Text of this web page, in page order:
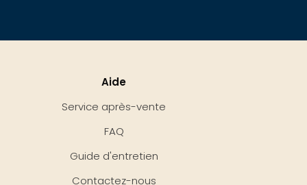
Aide
Service après-vente
FAQ
Guide d'entretien
Contactez-nous